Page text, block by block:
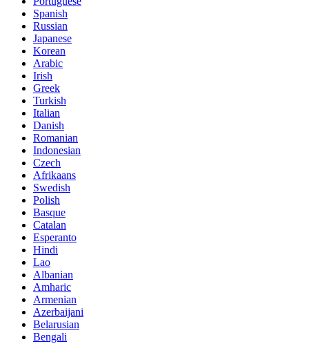
Spanish
Russian
Japanese
Korean
Arabic
Irish
Greek
Turkish
Italian
Danish
Romanian
Indonesian
Czech
Afrikaans
Swedish
Polish
Basque
Catalan
Esperanto
Hindi
Lao
Albanian
Amharic
Armenian
Azerbaijani
Belarusian
Bengali